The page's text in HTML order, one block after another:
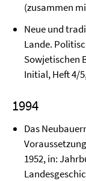
(zusammen
Neue und
Lande.
Sowjetischen
Initial, Heft 4/
1994
Das
1952, in: